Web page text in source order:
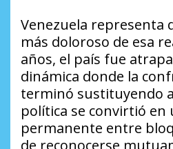
Venezuela representa
más doloroso de esa
años, el país fue
dinámica donde la
terminó sustituyendo
política se convirtió en
permanente entre